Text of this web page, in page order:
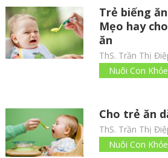
Trẻ biếng
Mẹo hay
ăn
ThS. Trần Thị
Nuôi Con
Cho trẻ ăn
ThS. Trần Thị
Nuôi Con